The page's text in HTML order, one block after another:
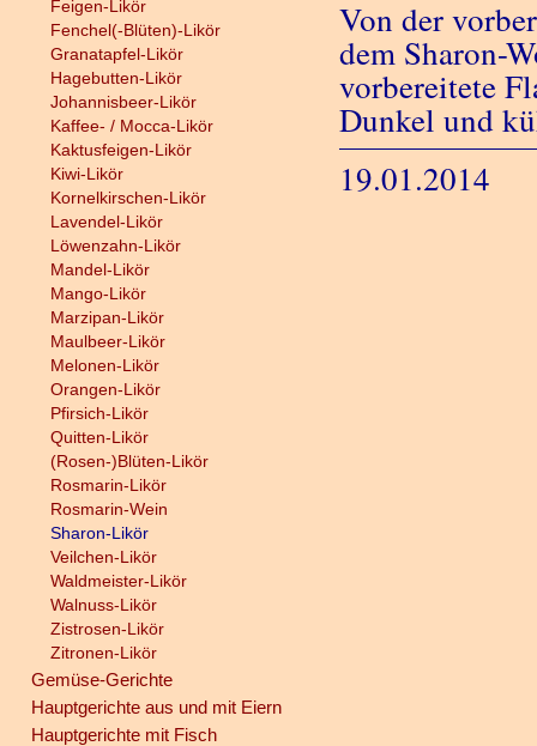
Feigen-Likör
Fenchel(-Blüten)-Likör
Granatapfel-Likör
Hagebutten-Likör
Johannisbeer-Likör
Kaffee- / Mocca-Likör
Kaktusfeigen-Likör
Kiwi-Likör
Kornelkirschen-Likör
Lavendel-Likör
Löwenzahn-Likör
Mandel-Likör
Mango-Likör
Marzipan-Likör
Maulbeer-Likör
Melonen-Likör
Orangen-Likör
Pfirsich-Likör
Quitten-Likör
(Rosen-)Blüten-Likör
Rosmarin-Likör
Rosmarin-Wein
Sharon-Likör
Veilchen-Likör
Waldmeister-Likör
Walnuss-Likör
Zistrosen-Likör
Zitronen-Likör
Gemüse-Gerichte
Hauptgerichte aus und mit Eiern
Hauptgerichte mit Fisch
Von der
dem Sharon-
vorbereitete
Dunkel und
19.01.2014